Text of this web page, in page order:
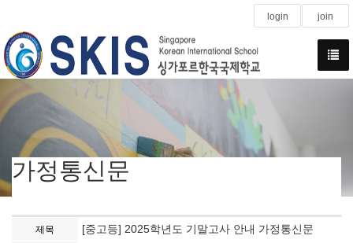
login join
가정통신문
제목 [중고등] 2025학년도 기말고사 안내 가정통신문